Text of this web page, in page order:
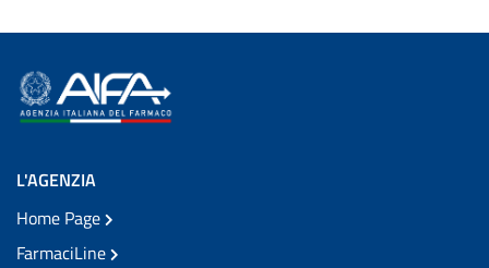
L'AGENZIA
Home Page
FarmaciLine